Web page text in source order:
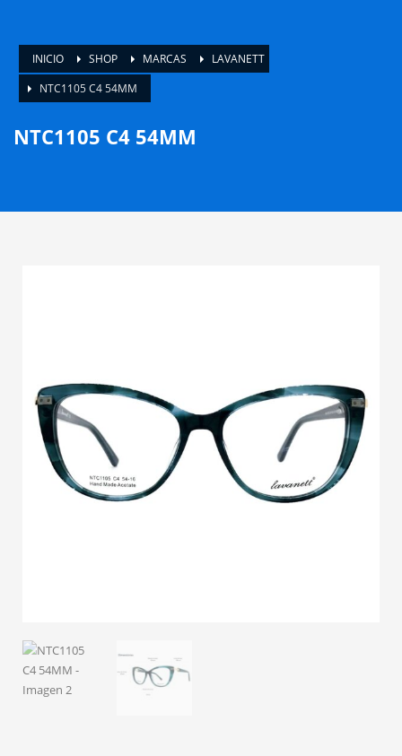
INICIO SHOP MARCAS
LAVANETT
NTC1105 C4 54MM
NTC1105 C4 54MM